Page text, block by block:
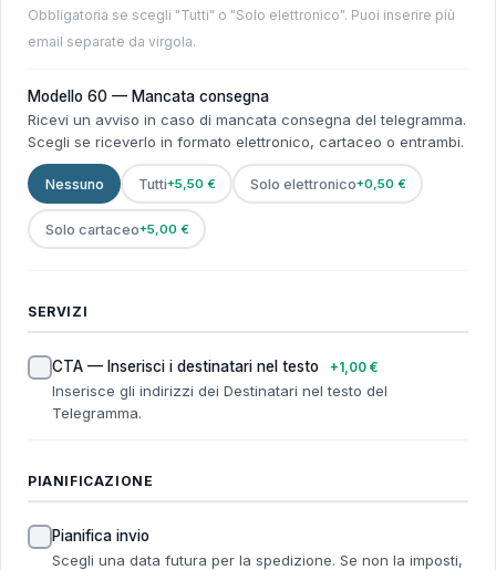
Obbligatoria se scegli "Tutti" o "Solo elettronico". Puoi inserire più
email separate da virgola.
Modello 60 — Mancata consegna
Ricevi un avviso in caso di mancata consegna del telegramma.
Scegli se riceverlo in formato elettronico, cartaceo o entrambi.
Nessuno Tutti+5,50 € Solo elettronico+0,50 €
Solo cartaceo+5,00 €
SERVIZI
CTA — Inserisci i destinatari nel testo +1,00 €
Inserisce gli indirizzi dei Destinatari nel testo del
Telegramma.
PIANIFICAZIONE
Pianifica invio
Scegli una data futura per la spedizione. Se non la imposti,